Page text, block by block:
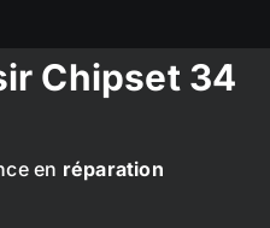
Chipset 34
en réparation